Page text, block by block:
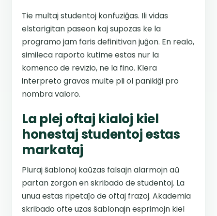
Tie multaj studentoj konfuziĝas. Ili vidas
elstarigitan paseon kaj supozas ke la
programo jam faris definitivan juĝon. En realo,
simileca raporto kutime estas nur la
komenco de revizio, ne la fino. Klera
interpreto gravas multe pli ol panikiĝi pro
nombra valoro.
La plej oftaj kialoj kiel
honestaj studentoj estas
markataj
Pluraj ŝablonoj kaŭzas falsajn alarmojn aŭ
partan zorgon en skribado de studentoj. La
unua estas ripetaĵo de oftaj frazoj. Akademia
skribado ofte uzas ŝablonajn esprimojn kiel